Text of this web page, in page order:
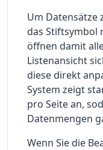
Um Datensätze
das Stiftsymbol
öffnen damit
Listenansicht
diese direkt
System zeigt
pro Seite an,
Datenmengen
Wenn Sie die